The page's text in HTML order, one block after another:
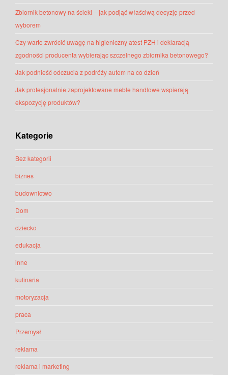
Zbiornik betonowy na ścieki – jak podjąć właściwą decyzję przed
wyborem
Czy warto zwrócić uwagę na higieniczny atest PZH i deklaracją
zgodności producenta wybierając szczelnego zbiornika betonowego?
Jak podnieść odczucia z podróży autem na co dzień
Jak profesjonalnie zaprojektowane meble handlowe wspierają
ekspozycję produktów?
Kategorie
Bez kategorii
biznes
budownictwo
Dom
dziecko
edukacja
inne
kulinaria
motoryzacja
praca
Przemysł
reklama
reklama i marketing